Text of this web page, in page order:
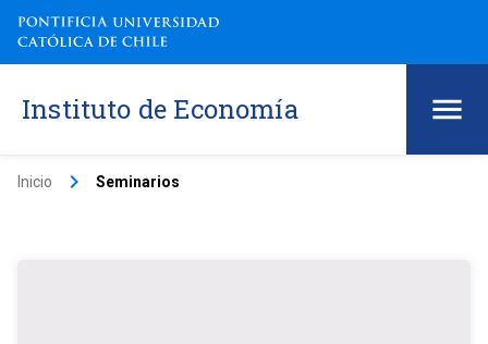
Instituto de Economía
Inicio keyboard_arrow_right Seminarios